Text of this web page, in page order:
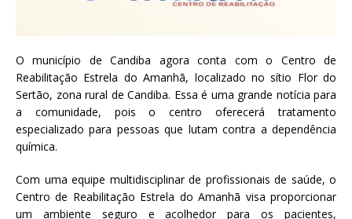
O município de Candiba agora conta com o Centro de
Reabilitação Estrela do Amanhã, localizado no sítio Flor do
Sertão, zona rural de Candiba. Essa é uma grande notícia para
a comunidade, pois o centro oferecerá tratamento
especializado para pessoas que lutam contra a dependência
química.
Com uma equipe multidisciplinar de profissionais de saúde, o
Centro de Reabilitação Estrela do Amanhã visa proporcionar
um ambiente seguro e acolhedor para os pacientes,